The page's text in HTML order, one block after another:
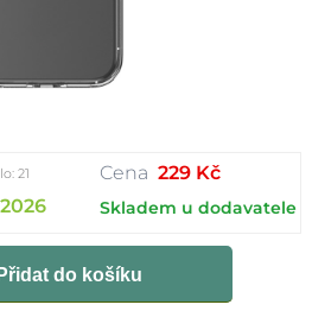
21 Cena 229 Kč
Skladem u dodavatele
Přidat do košíku